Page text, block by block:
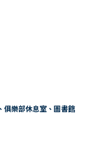
俱樂部休息室、圖書館